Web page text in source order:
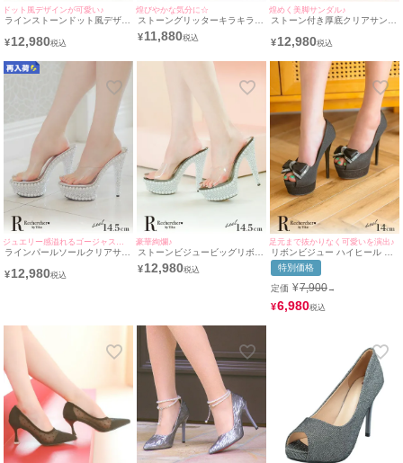
ドット風デザインが可愛い♪
ラインストーンドット風デザイ
(16.5cmヒール)
¥12,980
煌びやかな気分に☆
ストーングリッターキラキラハ
イヒールクリアサンダル (ホワ
イト) (15cmヒール)
¥11,880
煌めく美脚サンダル♪
ストーン付き厚底クリアサンダ
¥12,980
ラインパールソールクリアサン
ル)
¥12,980
豪華絢爛♪
ストーンビジュービッグリボン
付きサテンオープントゥワンカ
ラーパンプス(シルバー) (14cm
¥12,980
足元まで抜かりなく可愛いを演出♪
リボンビジュー ハイヒール オ
ープントゥ ラメ パンプス (ブ
ラック) (14cmヒール)
特別価格
定価 ¥7,900→
¥6,980